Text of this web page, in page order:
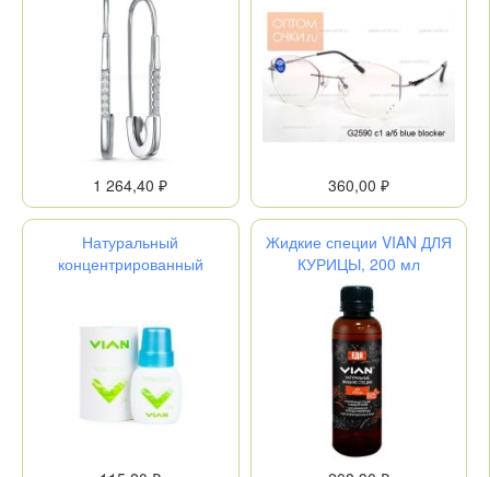
2-552р200
1 264,40 ₽ 360,00 ₽
Натуральный
концентрированный
Жидкие специи VIAN ДЛЯ
КУРИЦЫ, 200 мл